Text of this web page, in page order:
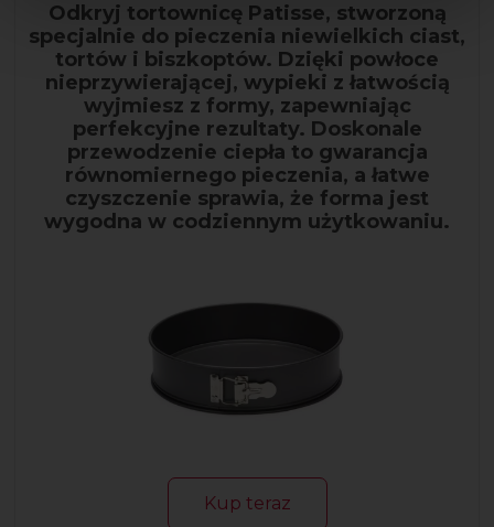
Odkryj tortownicę Patisse, stworzoną
specjalnie do pieczenia niewielkich ciast,
tortów i biszkoptów. Dzięki powłoce
nieprzywierającej, wypieki z łatwością
wyjmiesz z formy, zapewniając
perfekcyjne rezultaty. Doskonale
przewodzenie ciepła to gwarancja
równomiernego pieczenia, a łatwe
czyszczenie sprawia, że forma jest
wygodna w codziennym użytkowaniu.
Kup teraz